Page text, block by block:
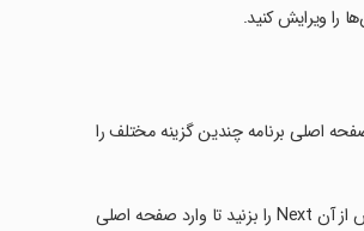
را ویرایش کنید.
اصلی برنامه چندین گزینه مختلف را
برای شروع ساخت کلیپ گزینه Editor را لمس کرده و از گالری خود عکس‌های دلخواهتان را انتخاب کنید و پس از آن Next را بزنید تا وارد صفحه اصلی